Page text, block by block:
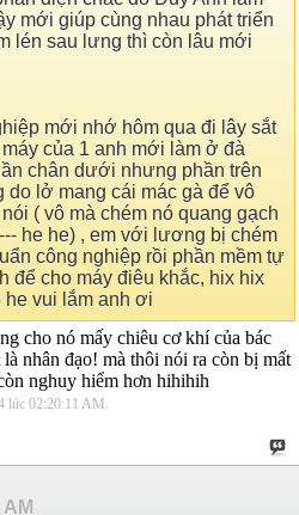
mới giúp cùng nhau phát triển
lén sau lưng thì còn lâu mới
mới nhớ hôm qua đi lây sắt
của 1 anh mới làm ở đà
chân dưới nhưng phần trên
do lở mang cái mác gà để vô
( vô mà chém nó quang gạch
he he) , em với lương bị chém
công nghiệp rồi phần mềm tự
để cho máy điêu khắc, hix hix
he vui lắm anh ơi
cho nó mấy chiêu cơ khí của bác
nhân đạo! mà thôi nói ra còn bị mất
nghuy hiểm hơn hihihih
lúc 02:20:11 AM .